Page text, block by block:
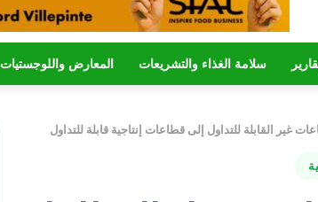
سلامة الغذاء والتشريعات المعارض واللوجستيات
غير القابلة للتداول إلى قطاعات إنتاجية قابلة للتداول